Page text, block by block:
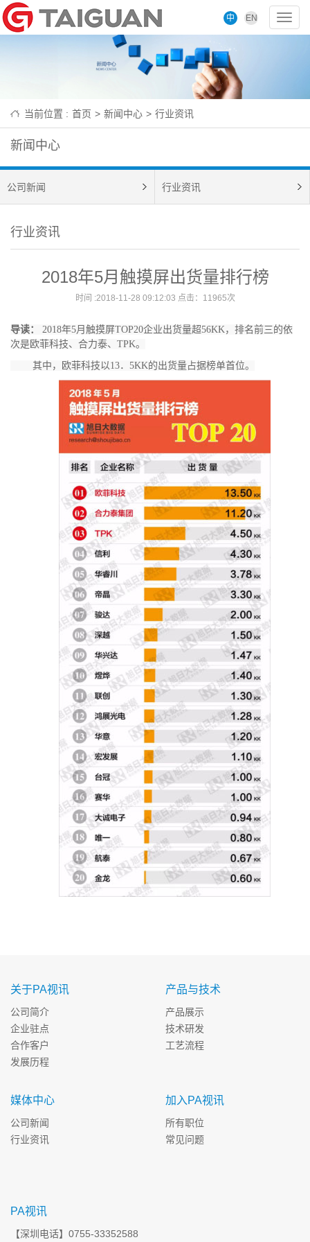
中 EN
当前位置 : 首页 > 新闻中心 > 行业资讯
新闻中心
公司新闻 行业资讯
行业资讯
2018年5月触摸屏出货量排行榜
时间 :2018-11-28 09:12:03 点击：11965次
导读：
2018年5月触摸屏TOP20企业出货量超56KK，排名前三的依
次是欧菲科技、合力泰、TPK。
其中，欧菲科技以13．5KK的出货量占据榜单首位。
关于PA视讯
公司简介
企业驻点
合作客户
发展历程
产品与技术
产品展示
技术研发
工艺流程
媒体中心
公司新闻
行业资讯
加入PA视讯
所有职位
常见问题
PA视讯
【深圳电话】0755-33352588